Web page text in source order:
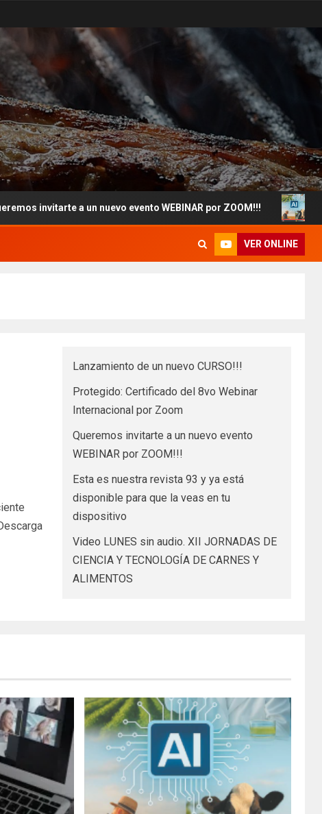
a un nuevo evento WEBINAR por ZOOM!!! Esta es
VER ONLINE
Lanzamiento de un nuevo CURSO!!!
Protegido: Certificado del 8vo Webinar
Internacional por Zoom
Queremos invitarte a un nuevo evento
WEBINAR por ZOOM!!!
Esta es nuestra revista 93 y ya está
disponible para que la veas en tu
dispositivo
Video LUNES sin audio. XII JORNADAS DE
CIENCIA Y TECNOLOGÍA DE CARNES Y
ALIMENTOS